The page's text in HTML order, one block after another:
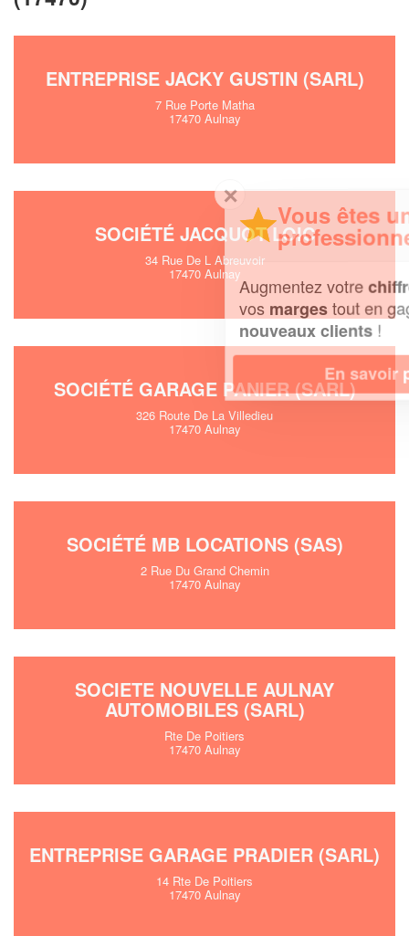
ENTREPRISE JACKY GUSTIN (SARL)
7 Rue Porte Matha
17470 Aulnay
SOCIÉTÉ JACQUOT LOIC
34 Rue De L Abreuvoir
17470 Aulnay
SOCIÉTÉ GARAGE PANIER (SARL)
326 Route De La Villedieu
17470 Aulnay
SOCIÉTÉ MB LOCATIONS (SAS)
2 Rue Du Grand Chemin
17470 Aulnay
SOCIETE NOUVELLE AULNAY
AUTOMOBILES (SARL)
Rte De Poitiers
17470 Aulnay
ENTREPRISE GARAGE PRADIER (SARL)
14 Rte De Poitiers
17470 Aulnay
✕
Vous êtes un
professionnel ?
Augmentez votrechiffre d'affaireset
tout en gagnant de
nouveaux clients!